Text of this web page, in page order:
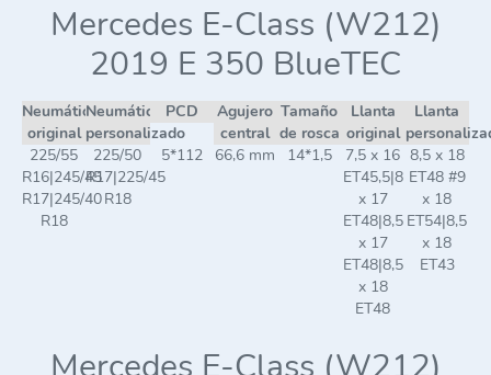
Mercedes E-Class (W212)
2019 E 350 BlueTEC
Neumático
original
Neumático
personalizado
PCD
Agujero
central
Tamaño
de rosca
Llanta
original
Llanta
225/55
R16|245/45
R17|245/40
R18
225/50
R17|225/45
R18
5*112 66,6 mm 14*1,5
7,5 x 16
ET45,5|8
x 17
ET48|8,5
x 17
ET48|8,5
x 18
ET48
8,5 x 18
ET48 #9
x 18
ET54|8,5
x 18
ET43